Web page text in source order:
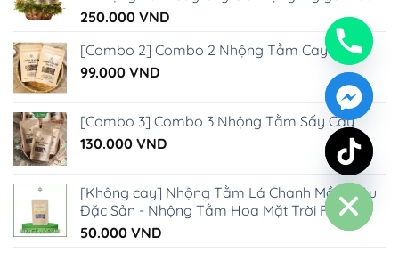
250.000 VND
[Combo 2] Combo 2 Nhộng Tằm Cay Giòn
99.000 VND
[Combo 3] Combo 3 Nhộng Tằm Sấy Cay
130.000 VND
[Không cay] Nhộng Tằm Lá Chanh Mồi Nhậu
Đặc Sản - Nhộng Tằm Hoa Mặt Trời Farm
50.000 VND
Hide
chaty